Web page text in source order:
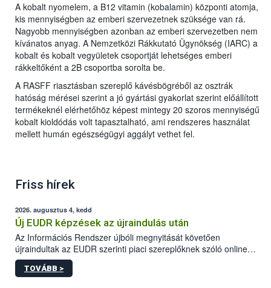
A kobalt nyomelem, a B12 vitamin (kobalamin) központi atomja,
kis mennyiségben az emberi szervezetnek szüksége van rá.
Nagyobb mennyiségben azonban az emberi szervezetben nem
kívánatos anyag. A Nemzetközi Rákkutató Ügynökség (IARC) a
kobalt és kobalt vegyületek csoportját lehetséges emberi
rákkeltőként a 2B csoportba sorolta be.
A RASFF riasztásban szereplő kávésbögréből az osztrák
hatóság mérései szerint a jó gyártási gyakorlat szerint előállított
termékeknél elérhetőhöz képest mintegy 20 szoros mennyiségű
kobalt kioldódás volt tapasztalható, ami rendszeres használat
mellett humán egészségügyi aggályt vethet fel.
Friss hírek
2026. augusztus 4, kedd
Új EUDR képzések az újraindulás után
Az Információs Rendszer újbóli megnyitását követően
újraindultak az EUDR szerinti piaci szereplőknek szóló online
képzések.
TOVÁBB >